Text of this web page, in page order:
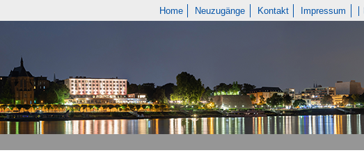
Home Neuzugänge Kontakt Impressum